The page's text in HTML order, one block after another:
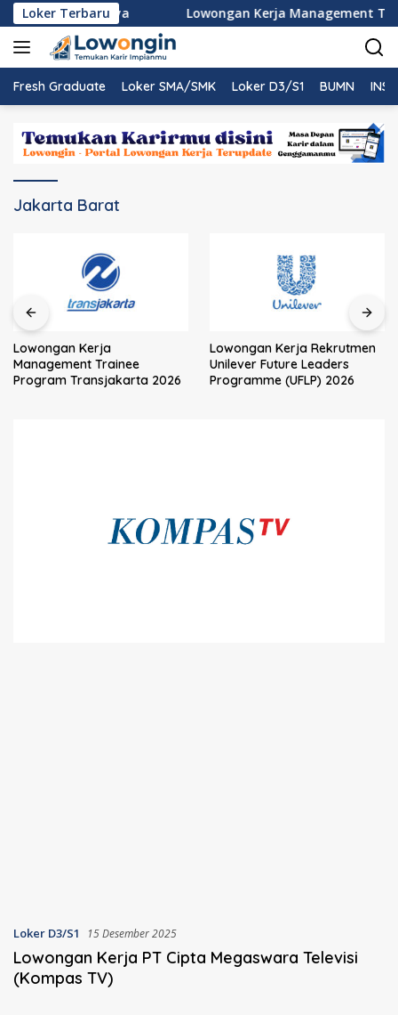
Langsung
ke
konten
Loker Terbaru
PT Nindya Karya Lowongan Kerja Management
Fresh Graduate Loker SMA/SMK Loker D3/S1 BUMN
Jakarta Barat
Lowongan Kerja
Management Trainee
Program Transjakarta 2026
Lowongan Kerja Rekrutmen
Unilever Future Leaders
Programme (UFLP) 2026
Loker D3/S1 15 Desember 2025
Lowongan Kerja PT Cipta Megaswara Televisi
(Kompas TV)